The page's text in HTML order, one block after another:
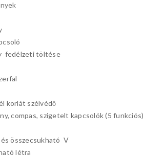
fedélzeti töltése
korlát szélvédő
compas, szigetelt kapcsolók (5 funkciós)
összecsukható V
létra